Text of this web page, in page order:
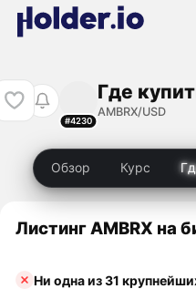
#4230
Где
AMBRX/USD
Обзор Курс
Листинг AMBRX на
Ни одна из 31